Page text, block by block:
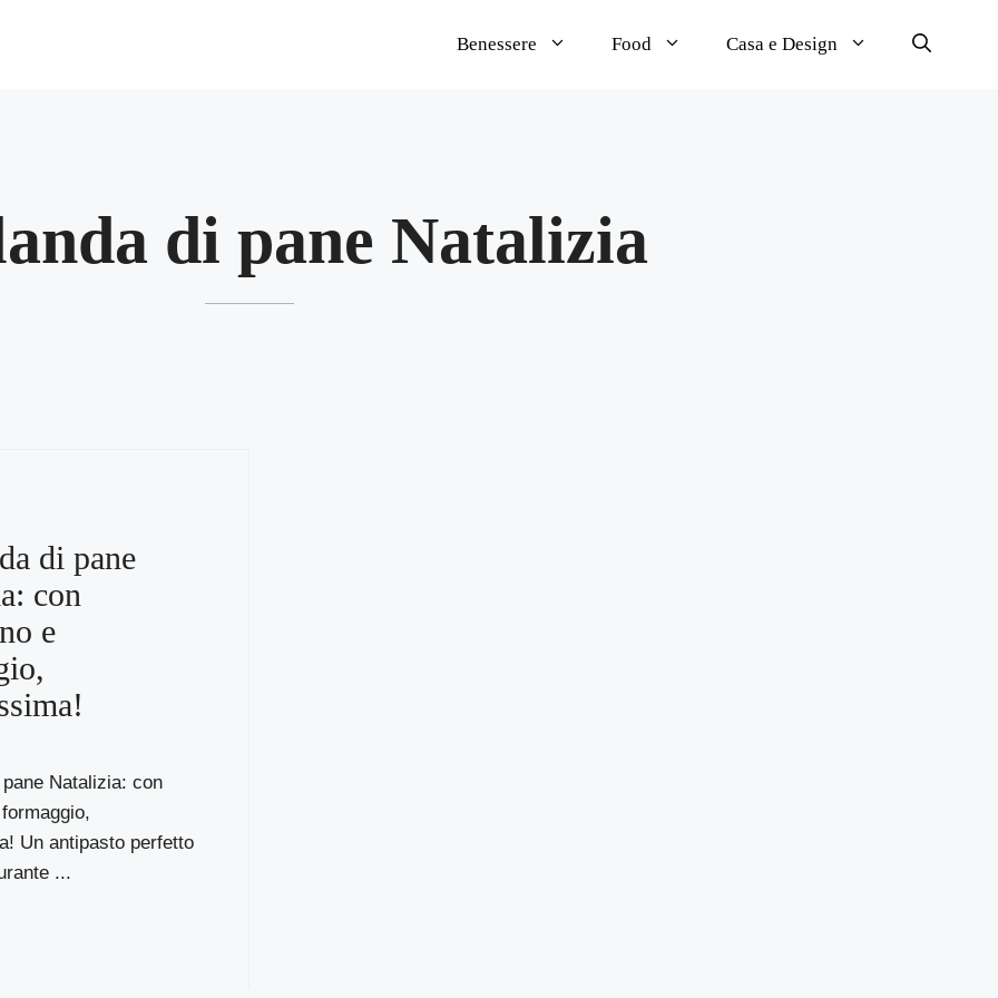
Benessere Food Casa e Design
di pane Natalizia
di pane
con
e
Natalizia: con
Un antipasto perfetto
...